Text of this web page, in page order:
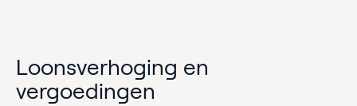
Loonsverhoging en
vergoedingen